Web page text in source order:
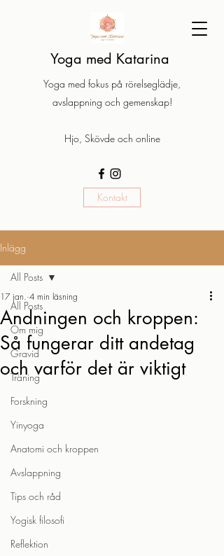
Yoga med Katarina
Yoga med fokus på rörelseglädje,
avslappning och gemenskap!
Hjo, Skövde och online
Kontakt
Inlägg
All Posts
Om mig
Gravid
Träning
Forskning
Yinyoga
Anatomi och kroppen
Avslappning
Tips och råd
Yogisk filosofi
Reflektion
All Posts
Andningen och kroppen:
Så fungerar ditt andetag
och varför det är viktigt
17 jan. 4 min läsning